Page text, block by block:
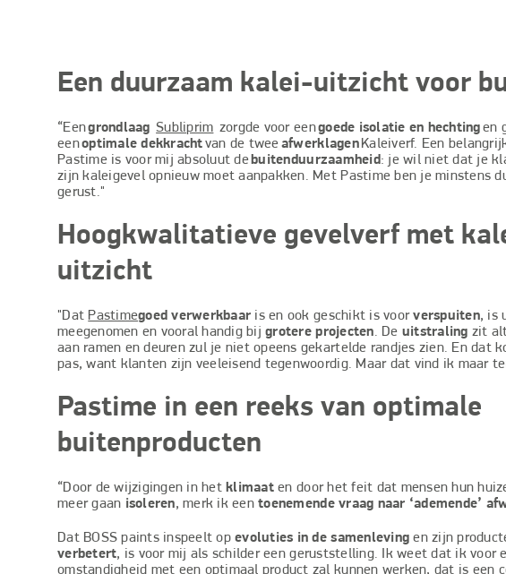
Een duurzaam kalei-uitzicht voor
“EengrondlaagSubliprim zorgde voor eengoede isolatie en hechtingen
eenoptimale dekkrachtvan de tweeafwerklagen Kaleiverf. Een
Pastime is voor mij absoluut de buitenduurzaamheid: je wil niet dat je
zijn kaleigevel opnieuw moet aanpakken. Met Pastime ben je minstens
gerust."
Hoogkwalitatieve gevelverf met
uitzicht
"Dat Pastimegoed verwerkbaar is en ook geschikt is voorverspuiten, is
meegenomen en vooral handig bijgrotere projecten. De uitstraling zit
aan ramen en deuren zul je niet opeens gekartelde randjes zien. En dat
pas, want klanten zijn veeleisend tegenwoordig. Maar dat vind ik maar
Pastime in een reeks van optimale
buitenproducten
“Door de wijzigingen in het klimaaten door het feit dat mensen hun
meer gaan isoleren, merk ik eentoenemende vraag naar ‘ademende’
Dat BOSS paints inspeelt opevoluties in de samenleving en zijn
verbetert, is voor mij als schilder een geruststelling. Ik weet dat ik voor
omstandigheid met een optimaal product zal kunnen werken, dat is een